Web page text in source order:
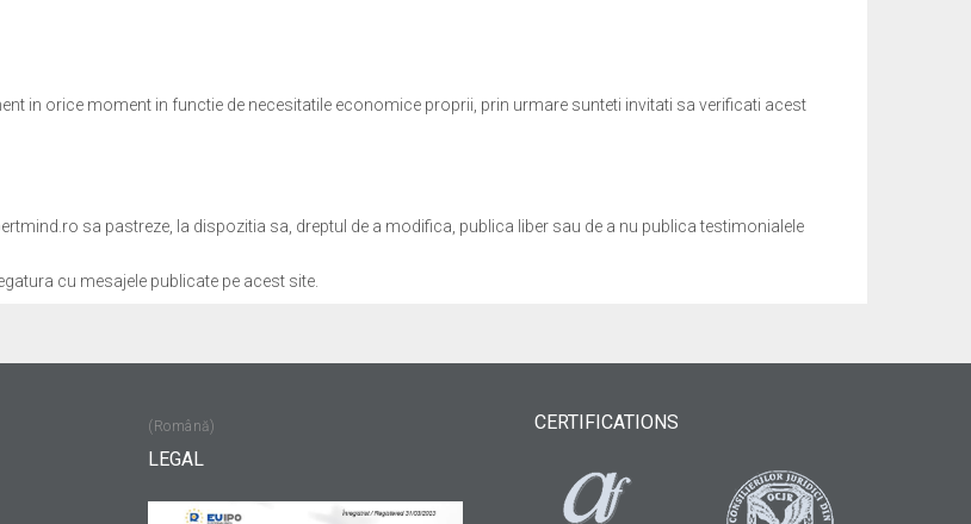
in orice moment in functie de necesitatile economice proprii, prin urmare sunteti invitati sa verificati acest
sa pastreze, la dispozitia sa, dreptul de a modifica, publica liber sau de a nu publica testimonialele
cu mesajele publicate pe acest site.
(Română)
LEGAL
CERTIFICATIONS